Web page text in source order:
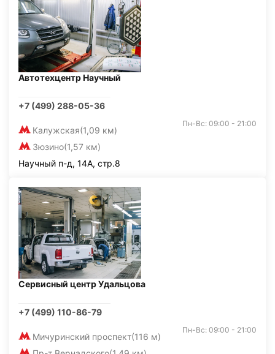
Автотехцентр Научный
+7 (499) 288-05-36
Калужская(1,09 км)
Зюзино(1,57 км)
Пн-Вс: 09:00 - 21:00
Научный п-д, 14А, стр.8
Сервисный центр Удальцова
+7 (499) 110-86-79
Мичуринский проспект(116 м)
Пн-Вс: 09:00 - 21:00